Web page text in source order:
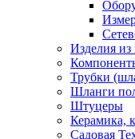
Изделия
Трубки
Шланги
Штуцеры
Керамика,
Садовая